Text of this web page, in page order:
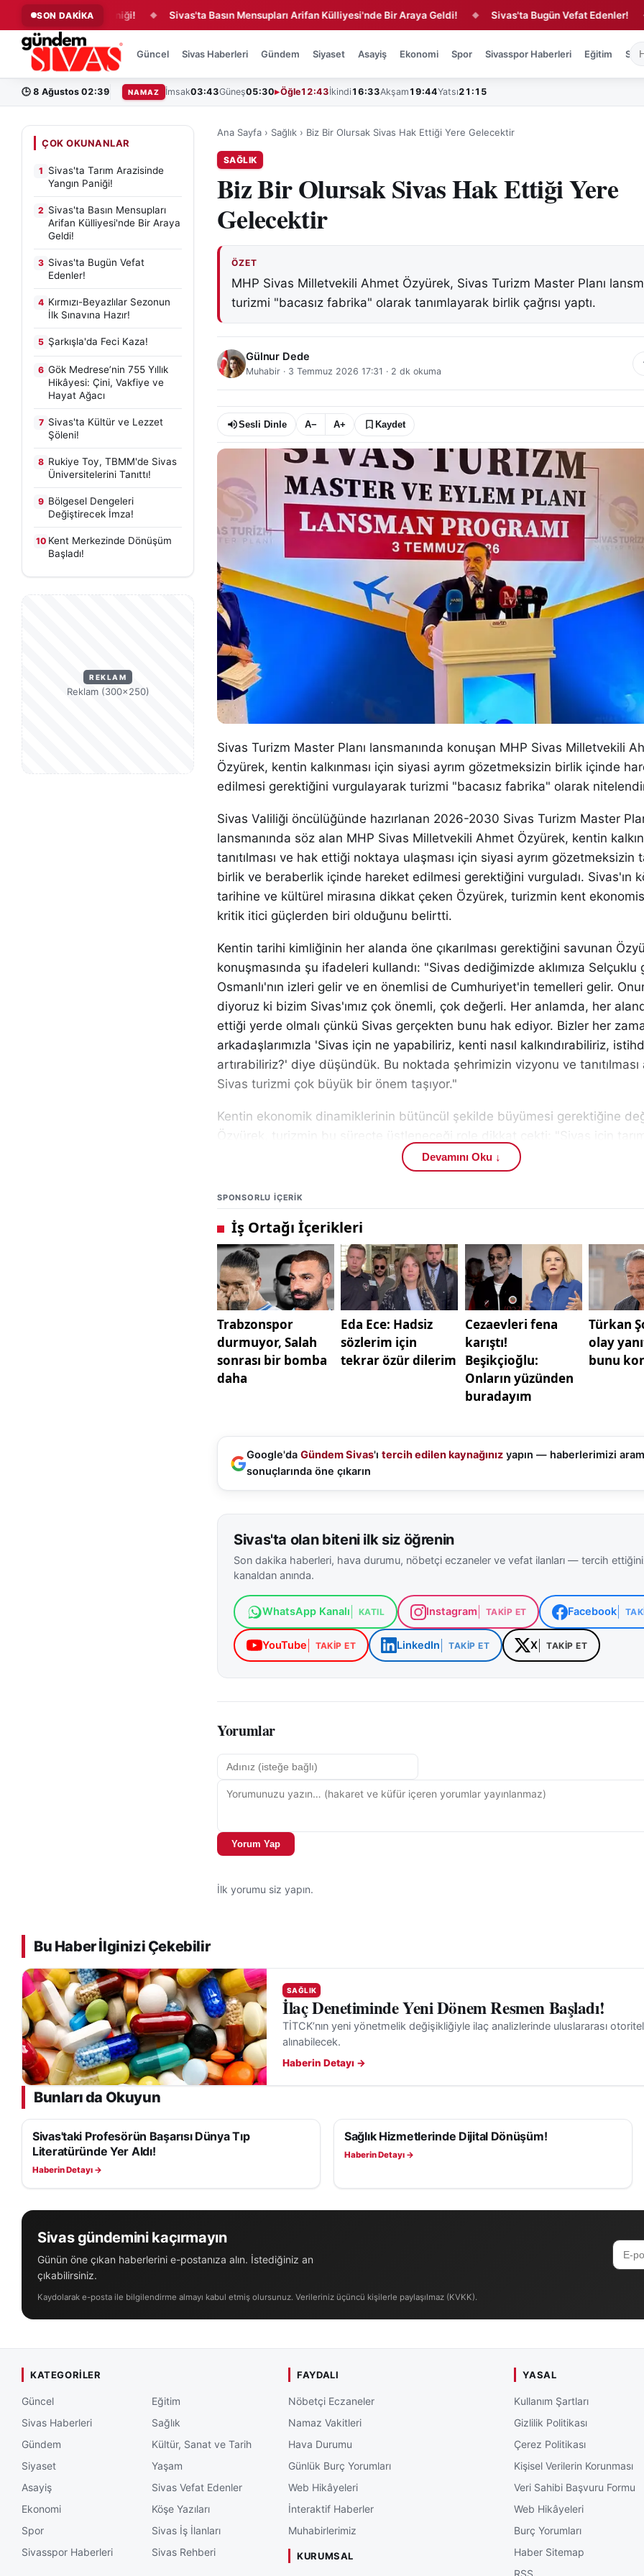
SON DAKİKA
Yangın Paniği! ◆ Sivas'ta Basın Mensupları Arifan Külliyesi'nde Bir Araya Geldi! ◆ Sivas'ta Bugün Vefat Edenler! ◆
Güncel Sivas Haberleri Gündem Siyaset Asayiş Ekonomi Spor Sivasspor Haberleri Eğitim
🕒 8 Ağustos 02:39 NAMAZ İmsak03:43Güneş05:30 Öğle12:43İkindi 16:33Akşam 19:44Yatsı21:15
ÇOK OKUNANLAR
1 Sivas'ta Tarım Arazisinde
Yangın Paniği!
2 Sivas'ta Basın Mensupları
Arifan Külliyesi'nde Bir Araya
Geldi!
3 Sivas'ta Bugün Vefat
Edenler!
4 Kırmızı-Beyazlılar Sezonun
İlk Sınavına Hazır!
5 Şarkışla'da Feci Kaza!
6 Gök Medrese’nin 755 Yıllık
Hikâyesi: Çini, Vakfiye ve
Hayat Ağacı
7 Sivas'ta Kültür ve Lezzet
Şöleni!
8 Rukiye Toy, TBMM'de Sivas
Üniversitelerini Tanıttı!
9 Bölgesel Dengeleri
Değiştirecek İmza!
10 Kent Merkezinde Dönüşüm
Başladı!
REKLAM
Reklam (300×250)
Ana Sayfa › Sağlık › Biz Bir Olursak Sivas Hak Ettiği Yere Gelecektir
SAĞLIK
Biz Bir Olursak Sivas Hak Ettiği Yere
Gelecektir
ÖZET
MHP Sivas Milletvekili Ahmet Özyürek, Sivas Turizm Master Planı
turizmi "bacasız fabrika" olarak tanımlayarak birlik çağrısı yaptı.
Gülnur Dede
Muhabir · 3 Temmuz 2026 17:31 · 2 dk okuma
Sesli Dinle A− A+ Kaydet
Sivas Turizm Master Planı lansmanında konuşan MHP Sivas Milletvekili
Özyürek, kentin kalkınması için siyasi ayrım gözetmeksizin birlik içinde
edilmesi gerektiğini vurgulayarak turizmi "bacasız fabrika" olarak
Sivas Valiliği öncülüğünde hazırlanan 2026-2030 Sivas Turizm Master
lansmanında söz alan MHP Sivas Milletvekili Ahmet Özyürek, kentin
tanıtılması ve hak ettiği noktaya ulaşması için siyasi ayrım gözetmeksizin
birlik ve beraberlik içinde hareket edilmesi gerektiğini vurguladı. Sivas'ın
tarihine ve kültürel mirasına dikkat çeken Özyürek, turizmin kent
kritik itici güçlerden biri olduğunu belirtti.
Kentin tarihi kimliğinin her alanda öne çıkarılması gerektiğini savunan
konuşmasında şu ifadeleri kullandı: "Sivas dediğimizde aklımıza Selçuklu
Osmanlı'nın izleri gelir ve en önemlisi de Cumhuriyet'in temelleri gelir.
diyoruz ki bizim Sivas'ımız çok önemli, çok değerli. Her anlamda, her
ettiği yerde olmalı çünkü Sivas gerçekten bunu hak ediyor. Bizler her
arkadaşlarımızla 'Sivas için ne yapabiliriz, kenti nasıl kalkındırabiliriz,
artırabiliriz?' diye düşündük. Bu noktada şehrimizin vizyonu ve tanıtılması
Sivas turizmi çok büyük bir önem taşıyor."
Kentin ekonomik dinamiklerinin bütüncül şekilde büyümesi gerektiğine
hayvancılık olmazsa olmazımızdır. Kalkınmamız ve yeni istihdam alanları
için sanayi de şart; nitekim 6. Bölge teşvikleriyle sanayide büyümek ve
adımlar atıyoruz. Ancak iş ve istihdam alanlarını büyütürken, turizmi de
fabrikalar' olarak bu sürecin merkezine koymalıyız. Sivas merkeze de
ilçelerimize de gitsek Selçuklu eserleri, tarihi değerler say say bitmiyor.
bu zenginliği iyi tanıtmaktır."
Hizmet üretiminde egoların ve siyasi kimliklerin bir kenara bırakılarak
paydasında buluşulması çağrısında bulunan Özyürek, konuşmasını şöyle
"Burada hazırlanan turizm master planında emeği geçen sayın
Grup Başkanı Abdullah Güler'e, sayın valimize, milletvekillerimize ve
başkanımıza çok teşekkür ediyorum. Biz bir olmalıyız, birlikte olmalıyız.
ben yaptım' tartışmalarına girmeden, birlik ve beraberlik içerisinde
dünyaya tanıtmalıyız. Günün sonunda kazanan sen, ben değil; kazanan
Devamını Oku ↓
SPONSORLU IÇERIK
Google'da Gündem Sivas'ı tercih edilen kaynağınız yapın — haberlerimizi
sonuçlarında öne çıkarın
Sivas'ta olan biteni ilk siz öğrenin
Son dakika haberleri, hava durumu, nöbetçi eczaneler ve vefat ilanları — tercih
kanaldan anında.
WhatsApp Kanalı KATIL Instagram TAKIP ET Facebook
YouTube TAKIP ET LinkedIn TAKIP ET X TAKIP ET
Yorumlar
Yorum Yap
İlk yorumu siz yapın.
Bu Haber İlginizi Çekebilir
SAĞLIK
İlaç Denetiminde Yeni Dönem Resmen Başladı!
TİTCK’nın yeni yönetmelik değişikliğiyle ilaç analizlerinde uluslararası
alınabilecek.
Haberin Detayı →
Bunları da Okuyun
SAĞLIK
Sivas'taki Profesörün Başarısı Dünya Tıp
Literatüründe Yer Aldı!
Haberin Detayı →
SAĞLIK
Sağlık Hizmetlerinde Dijital Dönüşüm!
Haberin Detayı →
Sivas gündemini kaçırmayın
Günün öne çıkan haberlerini e-postanıza alın. İstediğiniz an
çıkabilirsiniz.
Kaydolarak e-posta ile bilgilendirme almayı kabul etmiş olursunuz. Verileriniz üçüncü kişilerle paylaşılmaz (KVKK).
KATEGORILER
Güncel
Sivas Haberleri
Gündem
Siyaset
Asayiş
Ekonomi
Spor
Sivasspor Haberleri
Eğitim
Sağlık
Kültür, Sanat ve Tarih
Yaşam
Sivas Vefat Edenler
Köşe Yazıları
Sivas İş İlanları
Sivas Rehberi
FAYDALI
Nöbetçi Eczaneler
Namaz Vakitleri
Hava Durumu
Günlük Burç Yorumları
Web Hikâyeleri
İnteraktif Haberler
Muhabirlerimiz
KURUMSAL
YASAL
Kullanım Şartları
Gizlilik Politikası
Çerez Politikası
Kişisel Verilerin Korunması
Veri Sahibi Başvuru Formu
Web Hikâyeleri
Burç Yorumları
Haber Sitemap
RSS